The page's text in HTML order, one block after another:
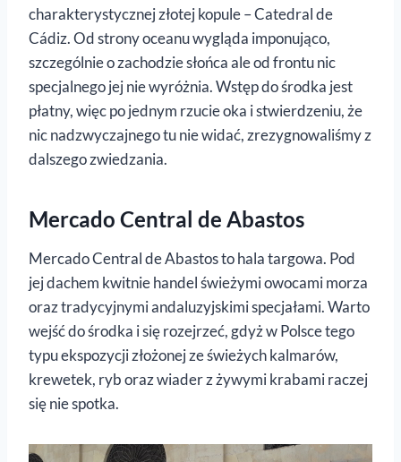
charakterystycznej złotej kopule – Catedral de
Cádiz. Od strony oceanu wygląda imponująco,
szczególnie o zachodzie słońca ale od frontu nic
specjalnego jej nie wyróżnia. Wstęp do środka jest
płatny, więc po jednym rzucie oka i stwierdzeniu, że
nic nadzwyczajnego tu nie widać, zrezygnowaliśmy z
dalszego zwiedzania.
Mercado Central de Abastos
Mercado Central de Abastos to hala targowa. Pod
jej dachem kwitnie handel świeżymi owocami morza
oraz tradycyjnymi andaluzyjskimi specjałami. Warto
wejść do środka i się rozejrzeć, gdyż w Polsce tego
typu ekspozycji złożonej ze świeżych kalmarów,
krewetek, ryb oraz wiader z żywymi krabami raczej
się nie spotka.